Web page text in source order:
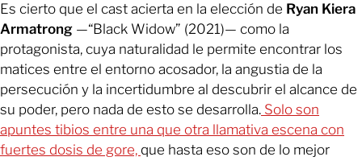
Es cierto que el cast acierta en la elección de Ryan Kiera
Armatrong —“Black Widow” (2021)— como la
protagonista, cuya naturalidad le permite encontrar los
matices entre el entorno acosador, la angustia de la
persecución y la incertidumbre al descubrir el alcance de
su poder, pero nada de esto se desarrolla. Solo son
apuntes tibios entre una que otra llamativa escena con
fuertes dosis de gore, que hasta eso son de lo mejor